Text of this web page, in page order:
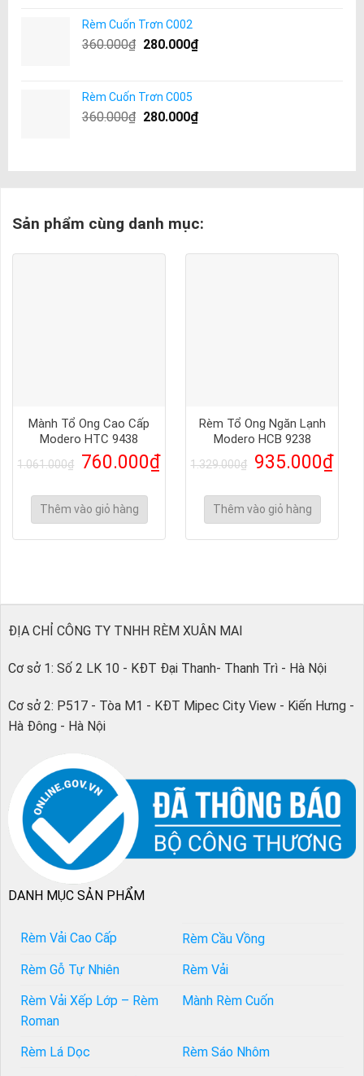
Rèm Cuốn Trơn C002
360.000₫ 280.000₫
Rèm Cuốn Trơn C005
360.000₫ 280.000₫
Sản phẩm cùng danh mục:
Mành Tổ Ong Cao Cấp
Modero HTC 9438
1.061.000₫ 760.000₫
Thêm vào giỏ hàng
Rèm Tổ Ong Ngăn Lạnh
Modero HCB 9238
1.329.000₫ 935.000₫
Thêm vào giỏ hàng
ĐỊA CHỈ CÔNG TY TNHH RÈM XUÂN MAI
Cơ sở 1: Số 2 LK 10 - KĐT Đại Thanh- Thanh Trì - Hà Nội
Cơ sở 2: P517 - Tòa M1 - KĐT Mipec City View - Kiến Hưng -
Hà Đông - Hà Nội
DANH MỤC SẢN PHẨM
Rèm Vải Cao Cấp
Rèm Cầu Vồng
Rèm Gỗ Tự Nhiên
Rèm Vải
Rèm Vải Xếp Lớp – Rèm
Roman
Mành Rèm Cuốn
Rèm Lá Dọc
Rèm Sáo Nhôm